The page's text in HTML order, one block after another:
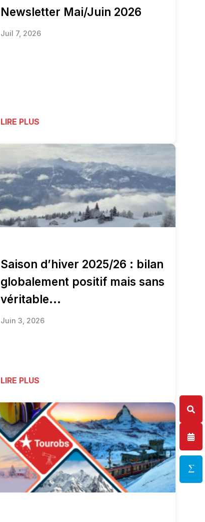
Newsletter Mai/Juin 2026
Juil 7, 2026
LIRE PLUS
Saison d’hiver 2025/26 : bilan
globalement positif mais sans
véritable...
Juin 3, 2026
LIRE PLUS